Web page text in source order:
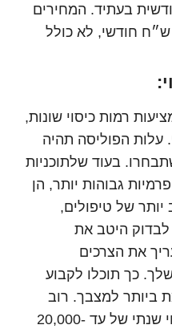
המחירים
ש״ח חודשי, לא כולל
כיסוי שונות,
תהיה
שלתוכניות
יותר, הן
טיפולים,
היטב את
לקבוע
למצבך. רוב
הפוליסות מציעות כיסוי שנתי של עד 20,000-